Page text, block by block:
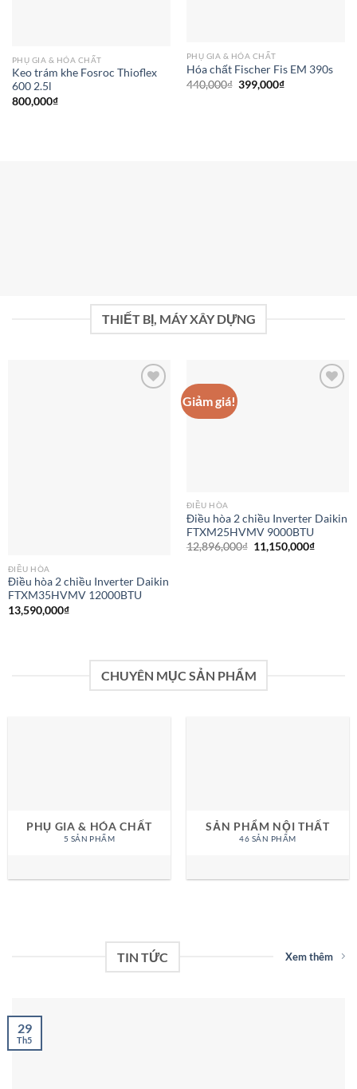
PHỤ GIA & HÓA CHẤT
Keo trám khe Fosroc Thioflex
600 2.5l
800,000₫
PHỤ GIA & HÓA CHẤT
Hóa chất Fischer Fis EM 390s
440,000₫ Giá
399,000₫Giá
THIẾT BỊ, MÁY XÂY DỰNG
ĐIỀU HÒA
Điều hòa 2 chiều Inverter Daikin
FTXM35HVMV 12000BTU
13,590,000₫
Giảm giá!
ĐIỀU HÒA
Điều hòa 2 chiều Inverter Daikin
FTXM25HVMV 9000BTU
12,896,000₫ Giá
gốc
11,150,000₫Giá
CHUYÊN MỤC SẢN PHẨM
PHỤ GIA & HÓA CHẤT
5 SẢN PHẨM
SẢN PHẨM NỘI THẤT
46 SẢN PHẨM
TIN TỨC Xem thêm
29
Th5